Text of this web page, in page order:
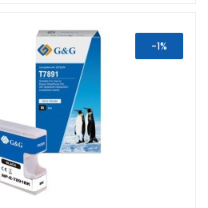
-1%